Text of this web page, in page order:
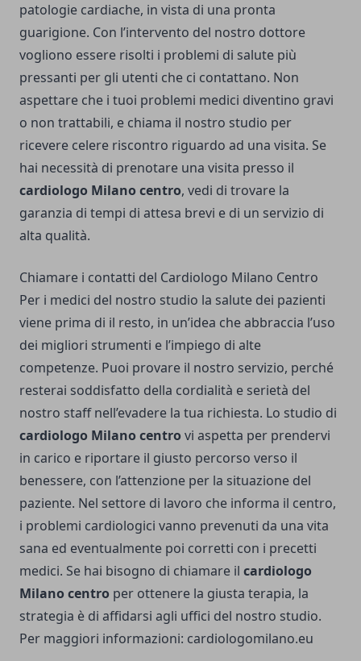
patologie cardiache, in vista di una pronta
guarigione. Con l’intervento del nostro dottore
vogliono essere risolti i problemi di salute più
pressanti per gli utenti che ci contattano. Non
aspettare che i tuoi problemi medici diventino gravi
o non trattabili, e chiama il nostro studio per
ricevere celere riscontro riguardo ad una visita. Se
hai necessità di prenotare una visita presso il
cardiologo Milano centro, vedi di trovare la
garanzia di tempi di attesa brevi e di un servizio di
alta qualità.
Chiamare i contatti del Cardiologo Milano Centro
Per i medici del nostro studio la salute dei pazienti
viene prima di il resto, in un’idea che abbraccia l’uso
dei migliori strumenti e l’impiego di alte
competenze. Puoi provare il nostro servizio, perché
resterai soddisfatto della cordialità e serietà del
nostro staff nell’evadere la tua richiesta. Lo studio di
cardiologo Milano centro vi aspetta per prendervi
in carico e riportare il giusto percorso verso il
benessere, con l’attenzione per la situazione del
paziente. Nel settore di lavoro che informa il centro,
i problemi cardiologici vanno prevenuti da una vita
sana ed eventualmente poi corretti con i precetti
medici. Se hai bisogno di chiamare il cardiologo
Milano centro per ottenere la giusta terapia, la
strategia è di affidarsi agli uffici del nostro studio.
Per maggiori informazioni: cardiologomilano.eu